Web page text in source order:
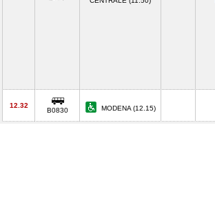
12.32
B0830 MODENA (12.15)